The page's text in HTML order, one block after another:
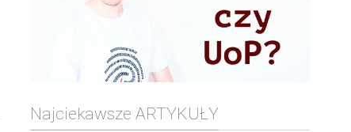
Najciekawsze ARTYKUŁY